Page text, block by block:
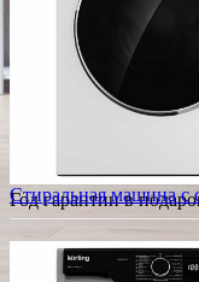
Год гарантии в
Стиральная машина